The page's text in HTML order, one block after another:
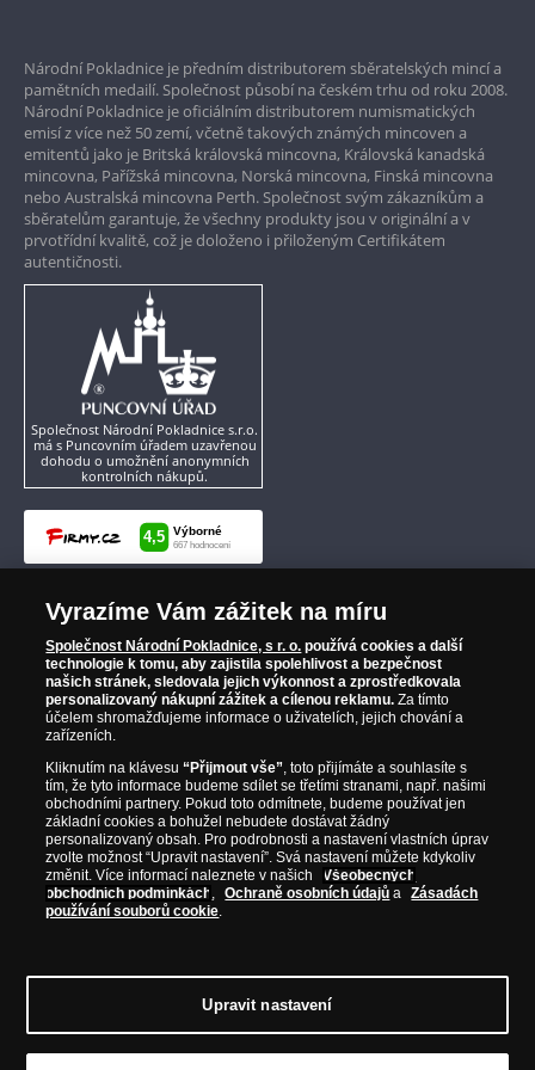
Garance nejvyšší kvality
Pouze originální produkty
Národní Pokladnice je předním distributorem sběratelských mincí a
pamětních medailí. Společnost působí na českém trhu od roku 2008.
Národní Pokladnice je oficiálním distributorem numismatických
emisí z více než 50 zemí, včetně takových známých mincoven a
emitentů jako je Britská královská mincovna, Královská kanadská
mincovna, Pařížská mincovna, Norská mincovna, Finská mincovna
nebo Australská mincovna Perth. Společnost svým zákazníkům a
sběratelům garantuje, že všechny produkty jsou v originální a v
prvotřídní kvalitě, což je doloženo i přiloženým Certifikátem
autentičnosti.
Společnost Národní Pokladnice s.r.o.
má s Puncovním úřadem uzavřenou
dohodu o umožnění anonymních
kontrolních nákupů.
Vyrazíme Vám zážitek na míru
Společnost Národní Pokladnice, s r. o. používá cookies a další
technologie k tomu, aby zajistila spolehlivost a bezpečnost
našich stránek, sledovala jejich výkonnost a zprostředkovala
personalizovaný nákupní zážitek a cílenou reklamu. Za tímto
účelem shromažďujeme informace o uživatelích, jejich chování a
zařízeních.
Kliknutím na klávesu“Přijmout vše”, toto přijímáte a souhlasíte s
tím, že tyto informace budeme sdílet se třetími stranami, např. našimi
obchodními partnery. Pokud toto odmítnete, budeme používat jen
základní cookies a bohužel nebudete dostávat žádný
personalizovaný obsah. Pro podrobnosti a nastavení vlastních úprav
zvolte možnost “Upravit nastavení”. Svá nastavení můžete kdykoliv
změnit. Více informací naleznete v našich
Všeobecných
obchodních podmínkách , Ochraně osobních údajů a
Zásadách
používání souborů cookie.
Upravit nastavení